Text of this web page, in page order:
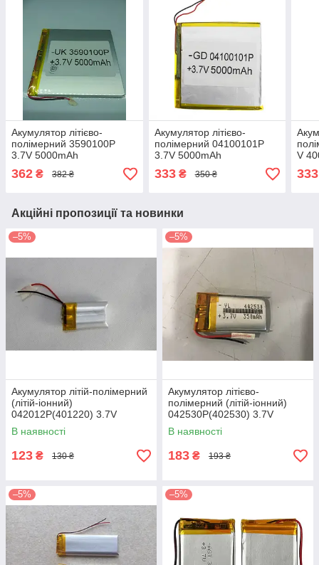
Акумулятор літієво-
полімерний 3590100P
3.7V 5000mAh
362 ₴ 382 ₴
Акумулятор літієво-
полімерний 04100101P
3.7V 5000mAh
333₴ 350 ₴
V
333
Акційні пропозиції та новинки
–5%
Акумулятор літій-полімерний
(літій-іонний)
042012P(401220) 3.7V
150mAh
В наявності
123 ₴ 130 ₴
–5%
Акумулятор літієво-
полімерний (літій-іонний)
042530P(402530) 3.7V
350mAh
В наявності
183 ₴ 193 ₴
–5% –5%